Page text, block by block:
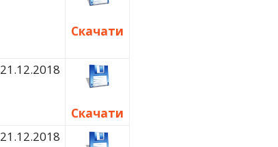
Скачати
21.12.2018
Скачати
21.12.2018